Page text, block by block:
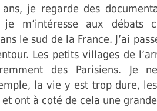
je regarde des
m’intéresse aux débats
le sud de la France. J’ai
Les petits villages de
des Parisiens. Je
la vie y est trop dure,
et ont à coté de cela une